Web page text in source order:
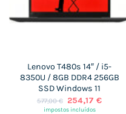
Lenovo T480s 14″ / i5-
8350U / 8GB DDR4 256GB
SSD Windows 11
577,00€ O
preço
254,17€O
impostos incluídos